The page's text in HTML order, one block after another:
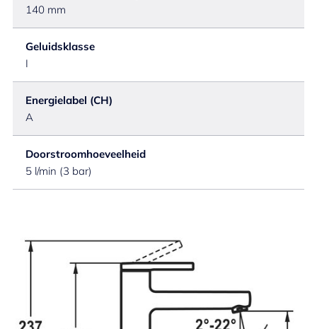
140 mm
Geluidsklasse
I
Energielabel (CH)
A
Doorstroomhoeveelheid
5 l/min (3 bar)